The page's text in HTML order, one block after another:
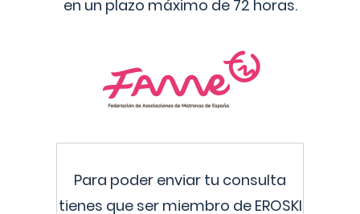
en un plazo máximo de 72 horas.
Para poder enviar tu consulta
tienes que ser miembro de EROSKI